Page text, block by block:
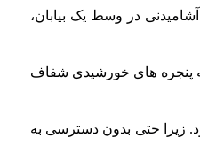
در وسط یک بیابان،
پنجره های خورشیدی شفاف
زیرا حتی بدون دسترسی به